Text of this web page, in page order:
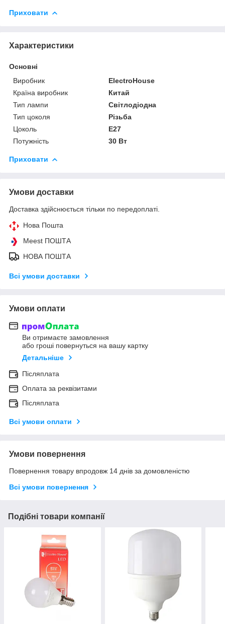
Приховати
Характеристики
Основні
Виробник
ElectroHouse
Країна виробник
Китай
Тип лампи
Світлодіодна
Тип цоколя
Різьба
Цоколь
E27
Потужність
30 Вт
Приховати
Умови доставки
Доставка здійснюється тільки по передоплаті.
Нова Пошта
Meest ПОШТА
НОВА ПОШТА
Всі умови доставки
Умови оплати
Ви отримаєте замовлення
або гроші повернуться на вашу картку
Детальніше
Післяплата
Оплата за реквізитами
Післяплата
Всі умови оплати
Умови повернення
Повернення товару впродовж 14 днів за домовленістю
Всі умови повернення
Подібні товари компанії